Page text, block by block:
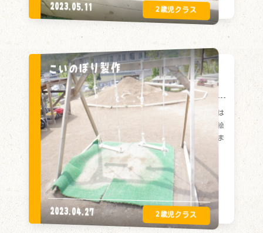
2023.05.11
こいのぼり製作
2023.04.27
こいのぼり製作
ひまわり組はこいのぼり製作をしました！最初は
クレヨンでうろこを描き、絵の具を使ってはじき絵
をしました。みんな真剣な表情で自由に描いていま
した！